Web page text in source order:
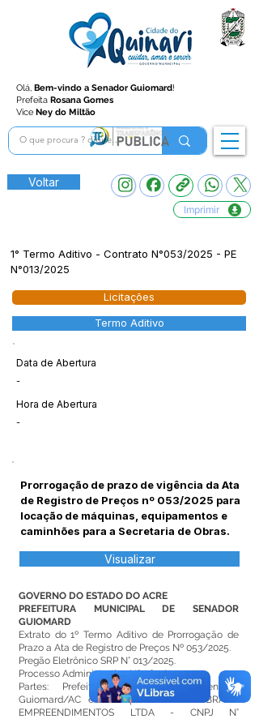
Olá, Bem-vindo a Senador Guiomard!
Prefeita Rosana Gomes
Vice Ney do Miltão
Voltar
Imprimir
1° Termo Aditivo - Contrato N°053/2025 - PE
N°013/2025
Licitações
Termo Aditivo
Data de Abertura
-
Hora de Abertura
-
Prorrogação de prazo de vigência da Ata
de Registro de Preços nº 053/2025 para
locação de máquinas, equipamentos e
caminhões para a Secretaria de Obras.
Visualizar
GOVERNO DO ESTADO DO ACRE
PREFEITURA MUNICIPAL DE SENADOR
GUIOMARD
Extrato do 1º Termo Aditivo de Prorrogação de
Prazo a Ata de Registro de Preços Nº 053/2025.
Pregão Eletrônico SRP N° 013/2025.
Processo Administrativo Nº 084/2025.
Partes: Prefeitura Municipal de Senador
Guiomard/AC e a empresa C DIAS BRANA
EMPREENDIMENTOS LTDA - CNPJ N°